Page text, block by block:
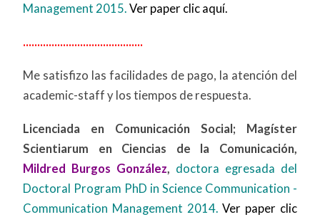
Management 2015.Ver paper clic aquí.
..........................................
Me satisfizo las facilidades de pago, la atención del
academic-staff y los tiempos de respuesta.
Licenciada en Comunicación Social; Magíster
Scientiarum en Ciencias de la Comunicación,
Mildred Burgos González, doctora egresada del
Doctoral Program PhD in Science Communication -
Communication Management 2014. Ver paper clic